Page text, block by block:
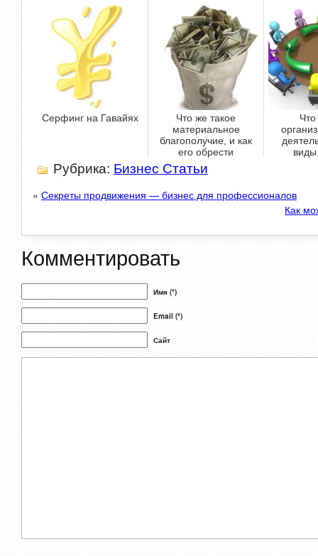
Серфинг на Гавайях
Что же такое
материальное
благополучие, и как
его обрести
Что
Рубрика: Бизнес Статьи
« Секреты продвижения — бизнес для профессионалов
Как
Комментировать
Имя (*)
Email (*)
Сайт